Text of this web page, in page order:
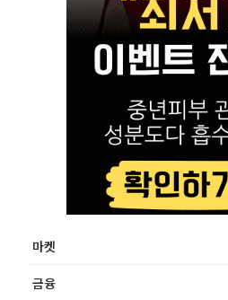
마켓
금융